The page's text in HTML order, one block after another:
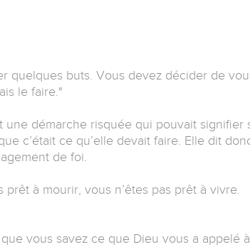
quelques buts. Vous devez décider de
le faire."
démarche risquée qui pouvait signifier
c’était ce qu’elle devait faire. Elle dit
de foi.
à mourir, vous n’êtes pas prêt à vivre.
vous savez ce que Dieu vous a appelé à